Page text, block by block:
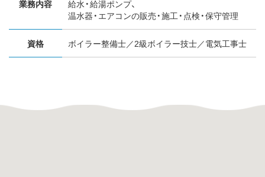
業務内容
給水・給湯ポンプ、
温水器・エアコンの販売・施工・点検・保守管理
資格 ボイラー整備士／2級ボイラー技士／電気工事士